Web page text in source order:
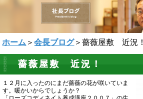
ホーム ＞会長ブログ＞薔薇屋敷 近況！
薔薇屋敷 近況！
１２月に入ったのにまだ薔薇の花が咲いていま
す。暖かいからでしょうか？